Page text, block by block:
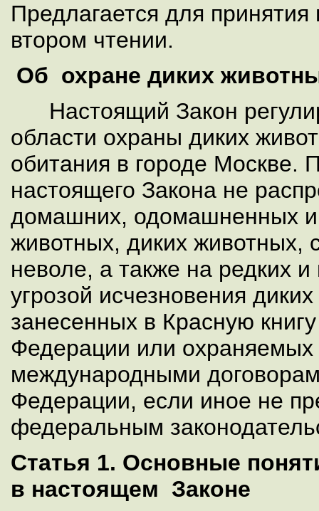
Предлагается для принятия
втором чтении.
Об охране диких
Настоящий Закон
области охраны диких
обитания в городе Москве.
настоящего Закона не
домашних, одомашненных и
животных, диких животных,
неволе, а также на редких
угрозой исчезновения
занесенных в Красную
Федерации или охраняемых
международными
Федерации, если иное не
федеральным
Статья 1. Основные
в настоящем Законе